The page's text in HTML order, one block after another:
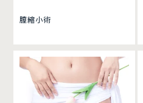
膣縮小術